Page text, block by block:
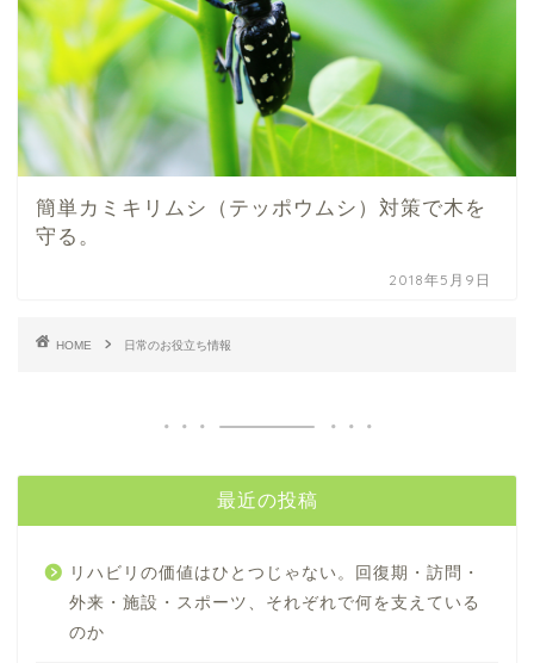
簡単カミキリムシ（テッポウムシ）対策で木を
守る。
2018年5月9日
HOME 日常のお役立ち情報
最近の投稿
リハビリの価値はひとつじゃない。回復期・訪問・
外来・施設・スポーツ、それぞれで何を支えている
のか